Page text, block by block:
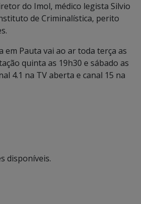
do Imol, médico legista Silvio
de Criminalística, perito
em Pauta vai ao ar toda terça as
quinta as 19h30 e sábado as
4.1 na TV aberta e canal 15 na
disponíveis.